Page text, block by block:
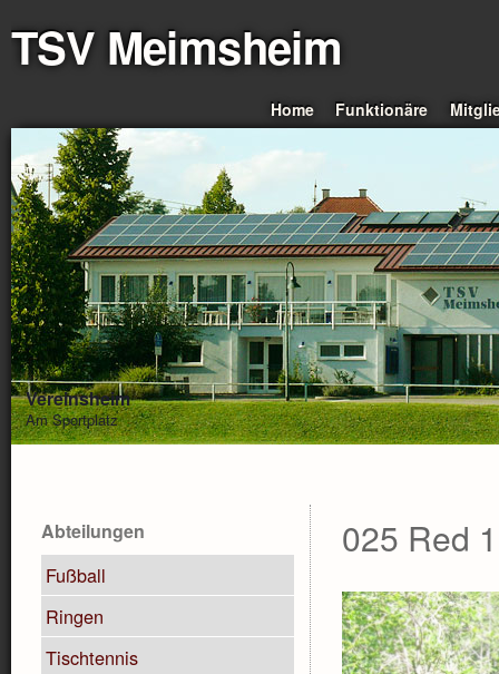
TSV Meimsheim
Home Funktionäre
Vereinsheim
Am Sportplatz
Abteilungen
Fußball
Ringen
Tischtennis
025 Red 1